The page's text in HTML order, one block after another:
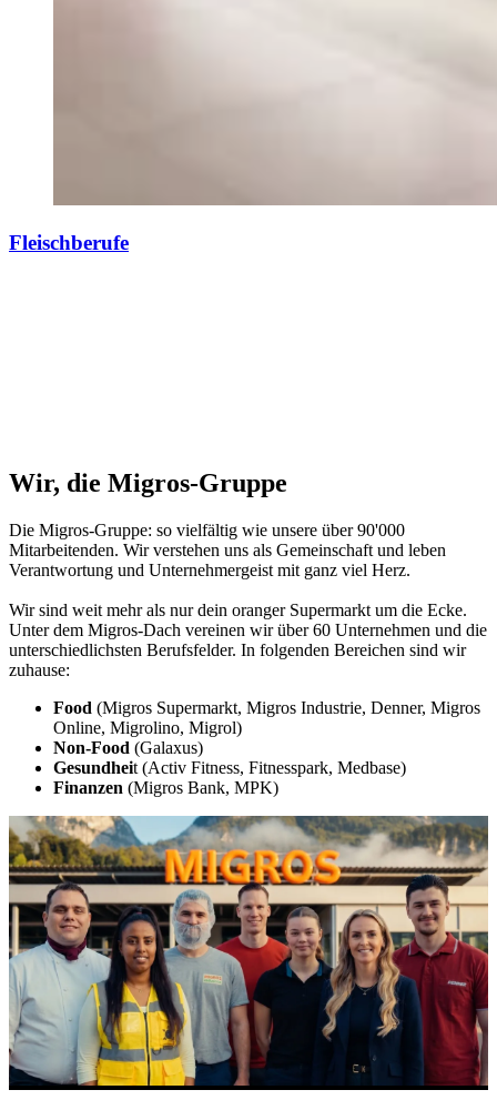
Fleischberufe
Wir, die Migros-Gruppe
Die Migros-Gruppe: so vielfältig wie unsere über 90'000
Mitarbeitenden. Wir verstehen uns als Gemeinschaft und leben
Verantwortung und Unternehmergeist mit ganz viel Herz.
Wir sind weit mehr als nur dein oranger Supermarkt um die Ecke.
Unter dem Migros-Dach vereinen wir über 60 Unternehmen und die
unterschiedlichsten Berufsfelder. In folgenden Bereichen sind wir
zuhause:
Food (Migros Supermarkt, Migros Industrie, Denner, Migros
Online, Migrolino, Migrol)
Non-Food (Galaxus)
Gesundheit (Activ Fitness, Fitnesspark, Medbase)
Finanzen (Migros Bank, MPK)